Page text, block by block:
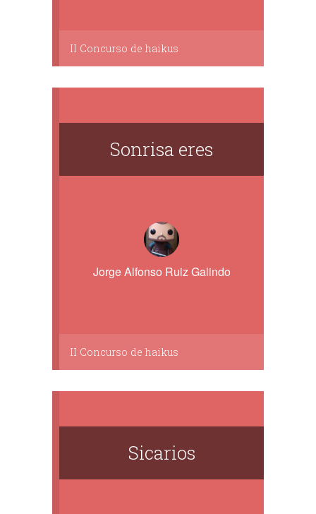
II Concurso de haikus
Sonrisa eres
Jorge Alfonso Ruiz Galindo
II Concurso de haikus
Sicarios